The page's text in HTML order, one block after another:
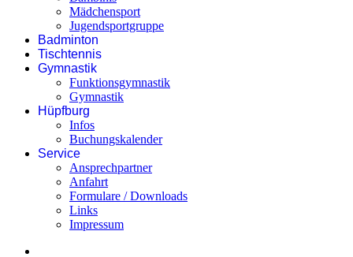
Mädchensport
Jugendsportgruppe
Badminton
Tischtennis
Gymnastik
Funktionsgymnastik
Gymnastik
Hüpfburg
Infos
Buchungskalender
Service
Ansprechpartner
Anfahrt
Formulare / Downloads
Links
Impressum